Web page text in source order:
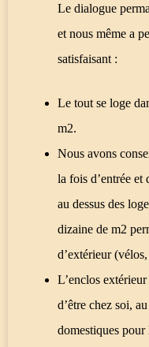
Le dialogue
et nous même a
satisfaisant :
Le tout se loge
m2.
Nous avons
la fois d’entrée et
au dessus des
dizaine de m2
d’extérieur
L’enclos
d’être chez soi,
domestiques pour